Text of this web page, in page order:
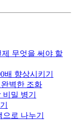
무엇을 써야 할
배 향상시키기
벽한 조화
밀 병기
로 나누기